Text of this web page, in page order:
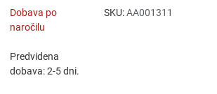
Dobava po
naročilu
Predvidena
dobava: 2-5 dni.
SKU:AA001311